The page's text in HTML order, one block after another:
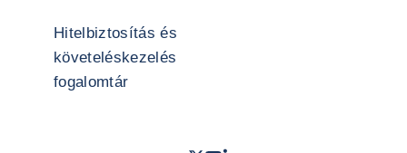
Hitelbiztosítás és
követeléskezelés
fogalomtár